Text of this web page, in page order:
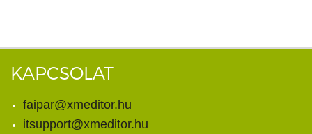
KAPCSOLAT
faipar@xmeditor.hu
itsupport@xmeditor.hu